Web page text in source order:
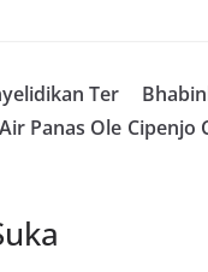
e
Ter
Panas Ole Cipenjo